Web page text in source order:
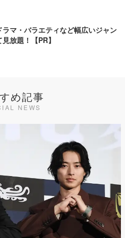
マ・バラエティなど幅広いジャン
放題！【PR】
め記事
NEWS